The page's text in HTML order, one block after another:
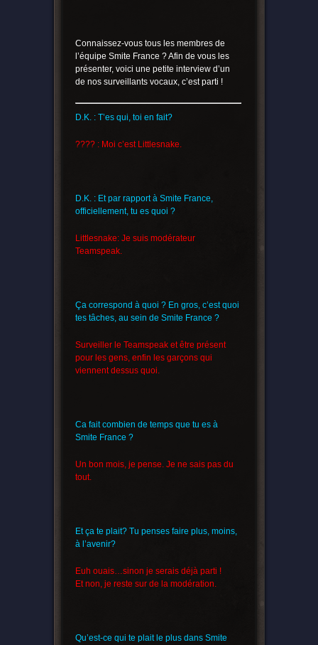
Connaissez-vous tous les membres de
l’équipe Smite France ? Afin de vous les
présenter, voici une petite interview d’un
de nos surveillants vocaux, c’est parti !
D.K. : T’es qui, toi en fait?
???? : Moi c’est Littlesnake.
D.K. : Et par rapport à Smite France,
officiellement, tu es quoi ?
Littlesnake: Je suis modérateur
Teamspeak.
Ça correspond à quoi ? En gros, c’est quoi
tes tâches, au sein de Smite France ?
Surveiller le Teamspeak et être présent
pour les gens, enfin les garçons qui
viennent dessus quoi.
Ca fait combien de temps que tu es à
Smite France ?
Un bon mois, je pense. Je ne sais pas du
tout.
Et ça te plait? Tu penses faire plus, moins,
à l’avenir?
Euh ouais…sinon je serais déjà parti !
Et non, je reste sur de la modération.
Qu’est-ce qui te plait le plus dans Smite